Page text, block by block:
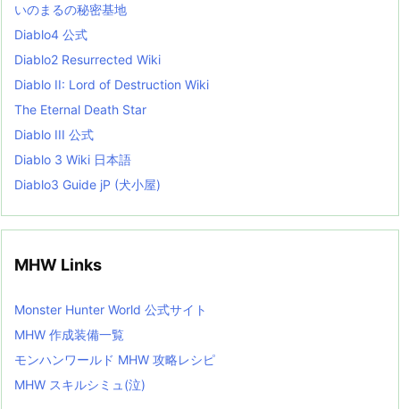
i
s
t
いのまるの秘密基地
Diablo4 公式
Diablo2 Resurrected Wiki
Diablo II: Lord of Destruction Wiki
The Eternal Death Star
Diablo III 公式
Diablo 3 Wiki 日本語
Diablo3 Guide jP (犬小屋)
MHW Links
Monster Hunter World 公式サイト
MHW 作成装備一覧
モンハンワールド MHW 攻略レシピ
MHW スキルシミュ(泣)